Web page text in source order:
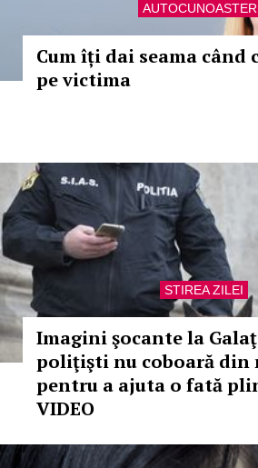
Cum îți dai seama când
pe victima
STIREA ZILEI
Imagini şocante la
poliţişti nu coboară din
pentru a ajuta o fată
VIDEO